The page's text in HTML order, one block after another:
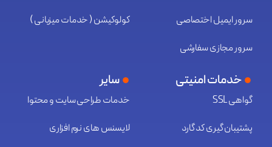
سرور ایمیل اختصاصی
سرور مجازی سفارشی
کولوکیشن ( خدمات میزبانی )
خدمات امنیتی
گواهی SSL
پشتیبان گیری کد گارد
سایر
خدمات طراحی سایت و محتوا
لایسنس های نرم افزاری